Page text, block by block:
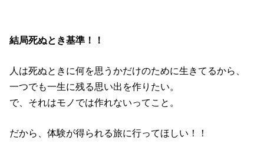
結局死ぬとき基準！！
人は死ぬときに何を思うかだけのために生きてるから、
一つでも一生に残る思い出を作りたい。
で、それはモノでは作れないってこと。
だから、体験が得られる旅に行ってほしい！！